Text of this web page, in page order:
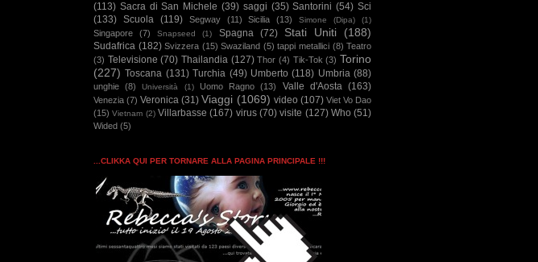
(113) Sacra di San Michele (39) saggi (35) Santorini (54) Sci
(133) Scuola (119) Segway (11) Sicilia (13) Simone (Dipa) (1)
Singapore (7) Snapseed (1) Spagna (72) Stati Uniti (188)
Sudafrica (182) Svizzera (15) Swaziland (5) tappi metallici (8) Teatro
(3) Televisione (70) Thailandia (127) Thor (4) Tik-Tok (3) Torino
(227) Toscana (131) Turchia (49) Umberto (118) Umbria (88)
unghie (8) Università (1) Uomo Ragno (13) Valle d'Aosta (163)
Venezia (7) Veronica (31) Viaggi (1069) video (107) Viet Vo Dao
(15) Vietnam (2) Villarbasse (167) virus (70) visite (127) Who (51)
Wided (5)
...CLIKKA QUI PER TORNARE ALLA PAGINA PRINCIPALE !!!